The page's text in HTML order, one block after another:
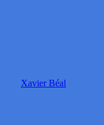
Xavier Béal